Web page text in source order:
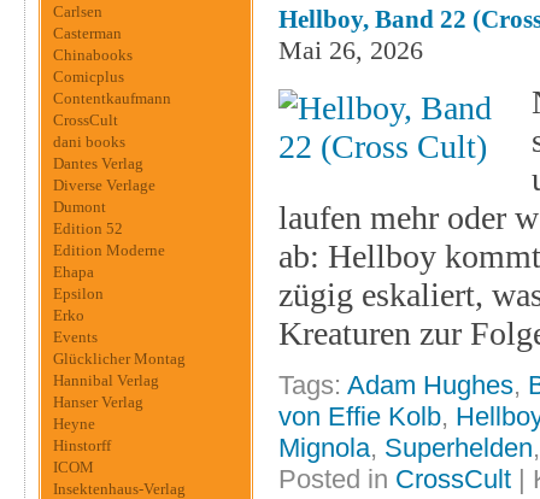
Carlsen
Casterman
Chinabooks
Comicplus
Contentkaufmann
CrossCult
dani books
Dantes Verlag
Diverse Verlage
Dumont
Edition 52
Edition Moderne
Ehapa
Epsilon
Erko
Events
Glücklicher Montag
Hannibal Verlag
Hanser Verlag
Heyne
Hinstorff
ICOM
Insektenhaus-Verlag
Hellboy, Band 22
Mai 26, 2026
laufen mehr oder
ab: Hellboy
zügig eskaliert,
Kreaturen zur
Tags: Adam Hughes,
von Effie Kolb, Hellboy
Mignola, Superhelden
Posted in CrossCult |